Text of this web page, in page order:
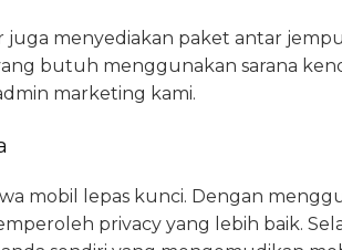
menyediakan paket antar
butuh menggunakan sarana
marketing kami.
mobil lepas kunci. Dengan
privacy yang lebih baik.